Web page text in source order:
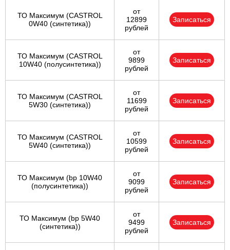
ТО Максимум (CASTROL
0W40 (синтетика))
от
12899
рублей
Записаться
ТО Максимум (CASTROL
10W40 (полусинтетика))
от
9899
рублей
Записаться
ТО Максимум (CASTROL
5W30 (синтетика))
от
11699
рублей
Записаться
ТО Максимум (CASTROL
5W40 (синтетика))
от
10599
рублей
Записаться
ТО Максимум (bp 10W40
(полусинтетика))
от
9099
рублей
Записаться
ТО Максимум (bp 5W40
(синтетика))
от
9499
рублей
Записаться